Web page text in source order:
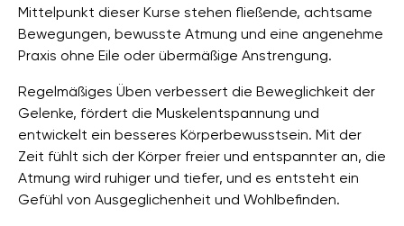
Mittelpunkt dieser Kurse stehen fließende, achtsame
Bewegungen, bewusste Atmung und eine angenehme
Praxis ohne Eile oder übermäßige Anstrengung.
Regelmäßiges Üben verbessert die Beweglichkeit der
Gelenke, fördert die Muskelentspannung und
entwickelt ein besseres Körperbewusstsein. Mit der
Zeit fühlt sich der Körper freier und entspannter an, die
Atmung wird ruhiger und tiefer, und es entsteht ein
Gefühl von Ausgeglichenheit und Wohlbefinden.